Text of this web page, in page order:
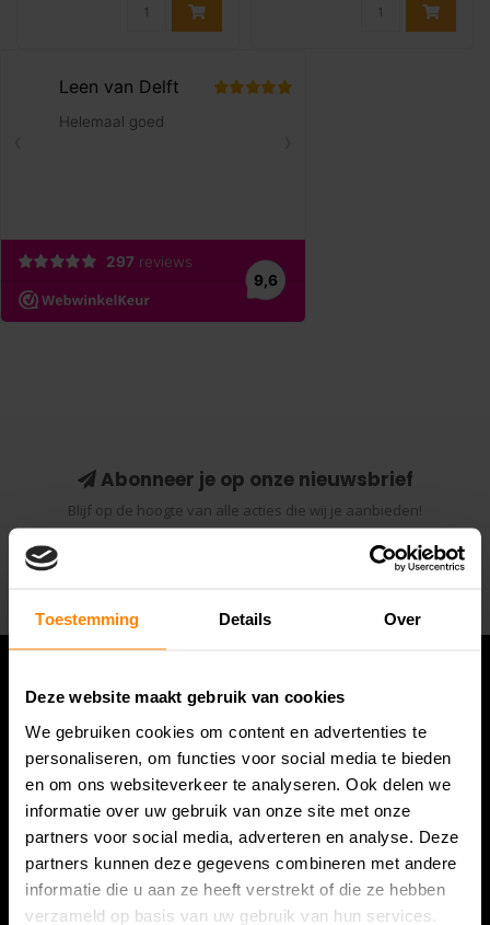
Toestemming Details Over
Deze website maakt gebruik van cookies
We gebruiken cookies om content en advertenties te
personaliseren, om functies voor social media te bieden
en om ons websiteverkeer te analyseren. Ook delen we
informatie over uw gebruik van onze site met onze
partners voor social media, adverteren en analyse. Deze
partners kunnen deze gegevens combineren met andere
informatie die u aan ze heeft verstrekt of die ze hebben
verzameld op basis van uw gebruik van hun services.
Abonneer je op onze nieuwsbrief
Blijf op de hoogte van alle acties die wij je aanbieden!
Abonneer
Bespanracket.nl is dé racketspecialist van Lelystad en
omstreken.